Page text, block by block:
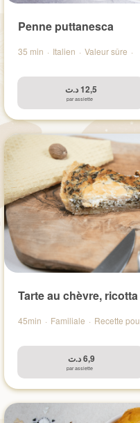
Penne puttanesca
35 min · Italien · Valeur sûre ·
12,5د.ت
par assiette
Tarte au chèvre,
45min · Familiale · Recette
6,9د.ت
par assiette